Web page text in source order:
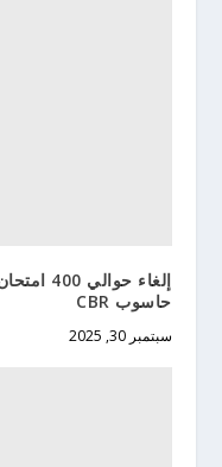
إلغاء
حاسوب CBR
سبتمبر 30, 2025